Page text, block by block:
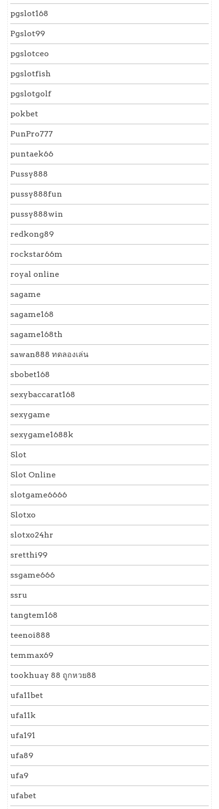
pgslot168
Pgslot99
pgslotceo
pgslotfish
pgslotgolf
pokbet
PunPro777
puntaek66
Pussy888
pussy888fun
pussy888win
redkong89
rockstar66m
royal online
sagame
sagame168
sagame168th
sawan888 ทดลองเล่น
sbobet168
sexybaccarat168
sexygame
sexygame1688k
Slot
Slot Online
slotgame6666
Slotxo
slotxo24hr
sretthi99
ssgame666
ssru
tangtem168
teenoi888
temmax69
tookhuay 88 ถูกหวย88
ufa11bet
ufa11k
ufa191
ufa89
ufa9
ufabet